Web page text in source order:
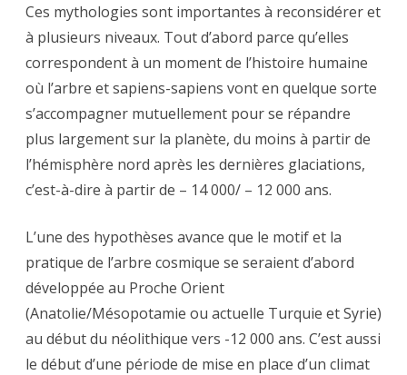
Ces mythologies sont importantes à reconsidérer et
à plusieurs niveaux. Tout d’abord parce qu’elles
correspondent à un moment de l’histoire humaine
où l’arbre et sapiens-sapiens vont en quelque sorte
s’accompagner mutuellement pour se répandre
plus largement sur la planète, du moins à partir de
l’hémisphère nord après les dernières glaciations,
c’est-à-dire à partir de – 14 000/ – 12 000 ans.
L’une des hypothèses avance que le motif et la
pratique de l’arbre cosmique se seraient d’abord
développée au Proche Orient
(Anatolie/Mésopotamie ou actuelle Turquie et Syrie)
au début du néolithique vers -12 000 ans. C’est aussi
le début d’une période de mise en place d’un climat